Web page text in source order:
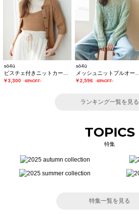
sō4ū
￥3,300 -60%OFF-
sō4ū
￥2,596 -60%OFF-
ランキング一覧を見る
TOPICS
特集
特集一覧を見る